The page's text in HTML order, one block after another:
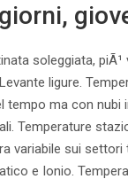
soleggiata,
ligure.
tempo ma con nubi
Temperature
variabile sui settori
e Ionio.